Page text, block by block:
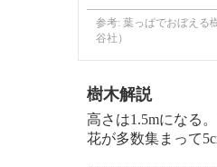
参考: 葉っぱでおぼえる
谷社）
樹木解説
高さは1.5mになる
花が多数集まって